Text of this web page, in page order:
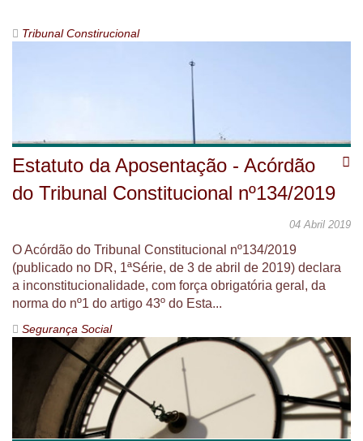
Tribunal Constirucional
Estatuto da Aposentação - Acórdão
do Tribunal Constitucional nº134/2019
04 Abril 2019
O Acórdão do Tribunal Constitucional nº134/2019
(publicado no DR, 1ªSérie, de 3 de abril de 2019) declara
a inconstitucionalidade, com força obrigatória geral, da
norma do nº1 do artigo 43º do Esta...
Segurança Social